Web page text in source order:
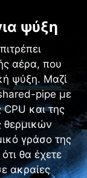
ψύξη
αέρα, που
ψύξη. Μαζί
pipe με
και της
θερμικών
γράσο της
θα έχετε
ακραίες